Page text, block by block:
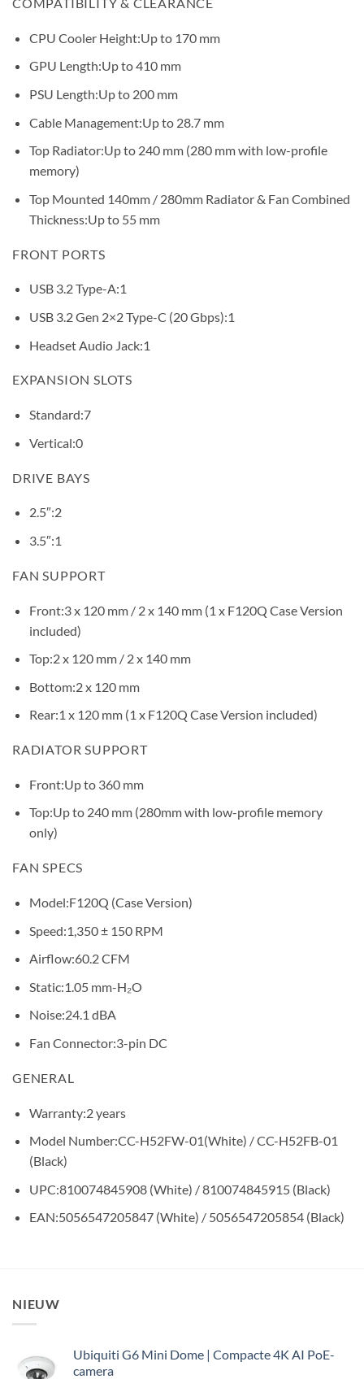
CPU Cooler Height:Up to 170 mm
GPU Length:Up to 410 mm
PSU Length:Up to 200 mm
Cable Management:Up to 28.7 mm
Top Radiator:Up to 240 mm (280 mm with low-profile
memory)
Top Mounted 140mm / 280mm Radiator & Fan Combined
Thickness:Up to 55 mm
FRONT PORTS
USB 3.2 Type-A:1
USB 3.2 Gen 2×2 Type-C (20 Gbps):1
Headset Audio Jack:1
EXPANSION SLOTS
Standard:7
Vertical:0
DRIVE BAYS
2.5″:2
3.5″:1
FAN SUPPORT
Front:3 x 120 mm / 2 x 140 mm (1 x F120Q Case Version
included)
Top:2 x 120 mm / 2 x 140 mm
Bottom:2 x 120 mm
Rear:1 x 120 mm (1 x F120Q Case Version included)
RADIATOR SUPPORT
Front:Up to 360 mm
Top:Up to 240 mm (280mm with low-profile memory
only)
FAN SPECS
Model:F120Q (Case Version)
Speed:1,350 ± 150 RPM
Airflow:60.2 CFM
Static:1.05 mm-H₂O
Noise:24.1 dBA
Fan Connector:3-pin DC
GENERAL
Warranty:2 years
Model Number:CC-H52FW-01(White) / CC-H52FB-01
(Black)
UPC:810074845908 (White) / 810074845915 (Black)
EAN:5056547205847 (White) / 5056547205854 (Black)
NIEUW
Ubiquiti G6 Mini Dome | Compacte 4K AI PoE-
camera